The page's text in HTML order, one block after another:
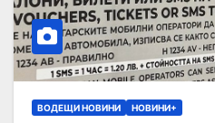
ВОДЕЩИ НОВИНИ НОВИНИ+